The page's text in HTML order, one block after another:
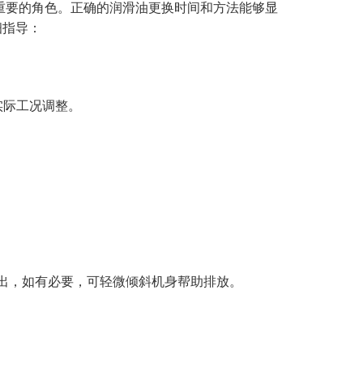
的角色。正确的润滑油更换时间和方法能够显
详细指导：
实际工况调整。
，如有必要，可轻微倾斜机身帮助排放。